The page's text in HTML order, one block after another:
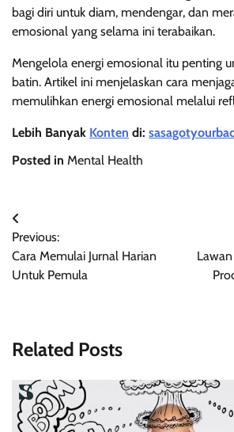
bagi diri untuk diam, mendengar, dan
emosional yang selama ini terabaikan.
Mengelola energi emosional itu penting
batin. Artikel ini menjelaskan cara
memulihkan energi emosional melalui
Lebih Banyak Konten di:
Posted in Mental Health
Navigasi
pos
Previous:
Cara Memulai Jurnal Harian
Untuk Pemula
Related Posts